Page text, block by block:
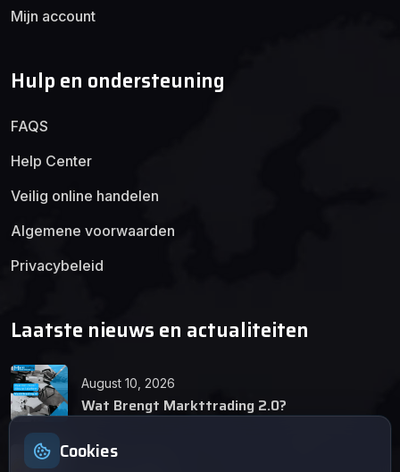
Mijn account
Hulp en ondersteuning
FAQS
Help Center
Veilig online handelen
Algemene voorwaarden
Privacybeleid
Laatste nieuws en actualiteiten
August 10, 2026
Wat Brengt Markttrading 2.0?
Cookies